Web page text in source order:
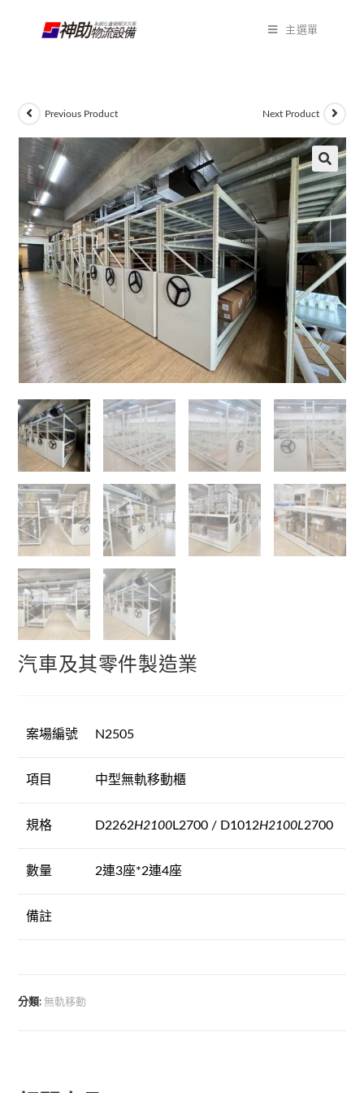
主選單
Previous Product Next Product
汽車及其零件製造業
案場編號 N2505
項目 中型無軌移動櫃
規格 D2262H2100L2700 / D1012H2100L2700
數量 2連3座*2連4座
備註
分類: 無軌移動